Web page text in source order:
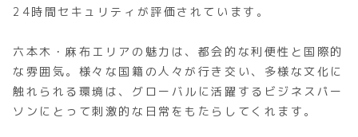
24時間セキュリティが評価されています。
六本木・麻布エリアの魅力は、都会的な利便性と国際的
な雰囲気。様々な国籍の人々が行き交い、多様な文化に
触れられる環境は、グローバルに活躍するビジネスパー
ソンにとって刺激的な日常をもたらしてくれます。